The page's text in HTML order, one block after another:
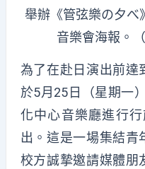
舉辦《管弦樂の夕べ
音樂會海報。
為了在赴日演出前達
於5月25日（星期一
化中心音樂廳進行
出。這是一場集結青
校方誠摯邀請媒體朋